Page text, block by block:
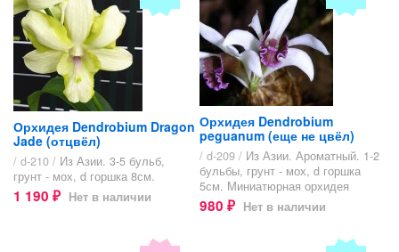
Орхидея Dendrobium Dragon
Jade (отцвёл)
/ d-210 / Из Азии. 3-5 бульб,
грунт - мох, d горшка 8см.
1 190 ₽ Нет в наличии
Орхидея Dendrobium
peguanum (еще не цвёл)
/ d-209 / Из Азии. Ароматный. 1-2
бульбы, грунт - мох, d горшка
5см. Миниатюрная орхидея
980 ₽ Нет в наличии